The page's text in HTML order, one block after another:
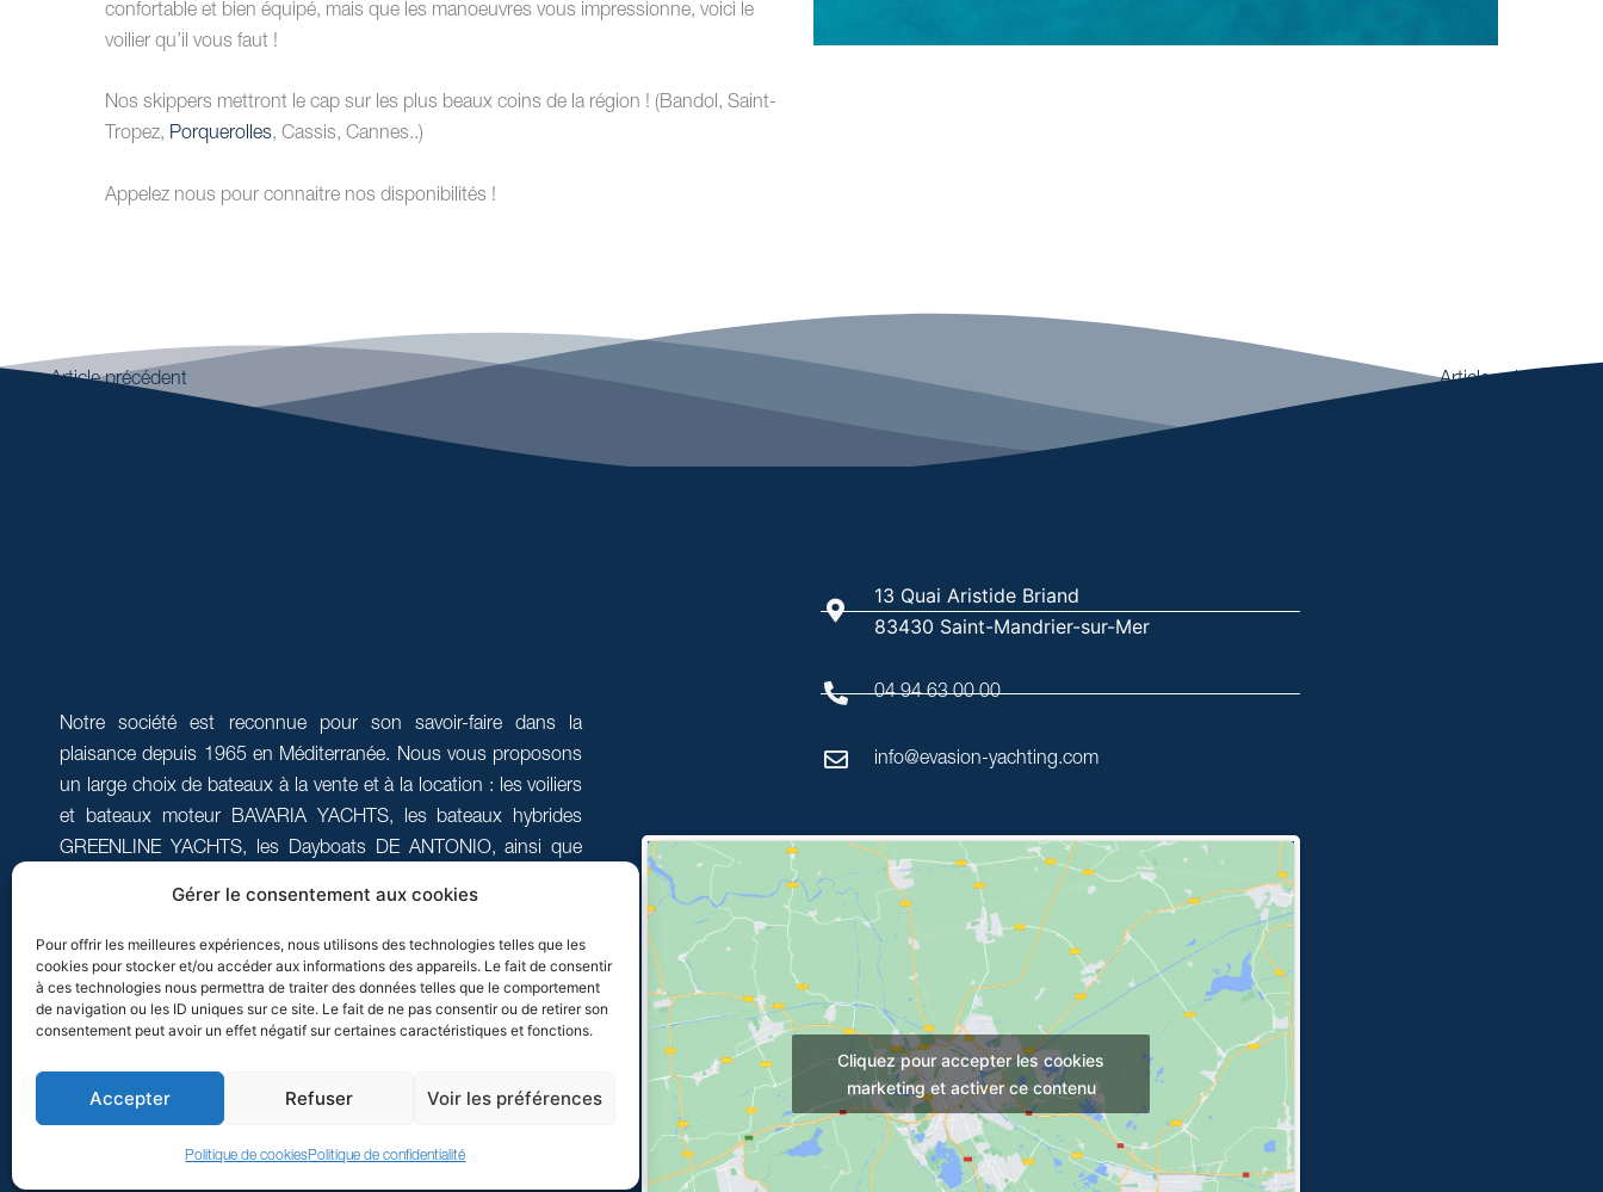
Gérer le consentement aux cookies
Pour offrir les meilleures expériences, nous utilisons des technologies telles que les
cookies pour stocker et/ou accéder aux informations des appareils. Le fait de consentir
à ces technologies nous permettra de traiter des données telles que le comportement
de navigation ou les ID uniques sur ce site. Le fait de ne pas consentir ou de retirer son
consentement peut avoir un effet négatif sur certaines caractéristiques et fonctions.
Accepter Refuser Voir les préférences
Politique de cookiesPolitique de confidentialité
confortable et bien équipé, mais que les manoeuvres vous impressionne, voici le
voilier qu’il vous faut !
Nos skippers mettront le cap sur les plus beaux coins de la région ! (Bandol, Saint-
Tropez, Porquerolles, Cassis, Cannes..)
Appelez nous pour connaitre nos disponibilités !
Article précédent Article suivant
Notre société est reconnue pour son savoir-faire dans la
plaisance depuis 1965 en Méditerranée. Nous vous proposons
un large choix de bateaux à la vente et à la location : les voiliers
et bateaux moteur BAVARIA YACHTS, les bateaux hybrides
GREENLINE YACHTS, les Dayboats DE ANTONIO, ainsi que
13 Quai Aristide Briand
83430 Saint-Mandrier-sur-Mer
04 94 63 00 00
info@evasion-yachting.com
Cliquez pour accepter les cookies
marketing et activer ce contenu